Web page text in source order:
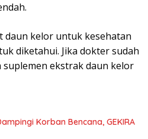
daun kelor untuk kesehatan
diketahui. Jika dokter sudah
ekstrak daun kelor
Korban Bencana, GEKIRA